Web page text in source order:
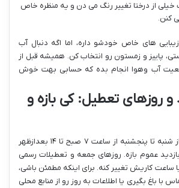
خیلی از درختا تغییر رنگ می دن و یه منظره خاص
کنن.
های خاص خودشو داره، اما اگه دنبال آب
پاییز و زمستون رو انتخاب کن. همیشه قبل از
آب وهوا انجام بده که حسابی بهت خوش
و روزهای تعطیل: کی بازه و
باغ ملی تیس معمولاً از شنبه تا پنجشنبه از ساعت ۷ صبح تا ۱۴ بعدازظهر
برای بازدید عموم بازه. روزهای جمعه و تعطیلات رسمی
ساعت کاریش تغییر کنه. برای اینکه مطمئن باشی،
با باغ بگیری یا اطلاعات به روز رو از منابع محلی